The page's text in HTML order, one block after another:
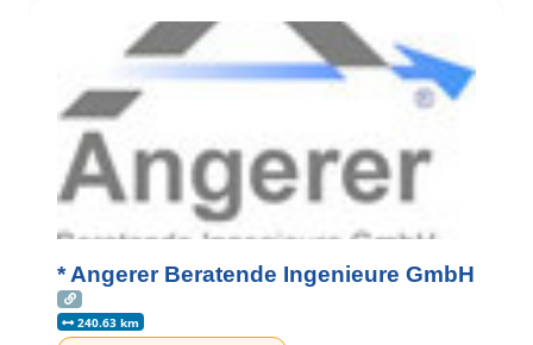
* Angerer Beratende Ingenieure GmbH
240.63 km